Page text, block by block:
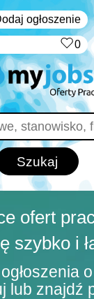
ogłoszenie
0
ofert
szybko i
lub znajdź